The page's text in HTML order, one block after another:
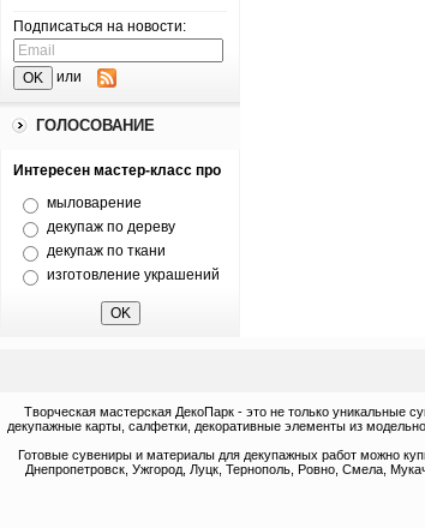
Подписаться на новости:
или
ГОЛОСОВАНИЕ
Интересен мастер-класс про
мыловарение
декупаж по дереву
декупаж по ткани
изготовление украшений
Творческая мастерская ДекоПарк - это не только уникальные
декупажные карты, салфетки, декоративные элементы из
Готовые сувениры и материалы для декупажных работ можно
Днепропетровск, Ужгород, Луцк, Тернополь, Ровно, Смела,